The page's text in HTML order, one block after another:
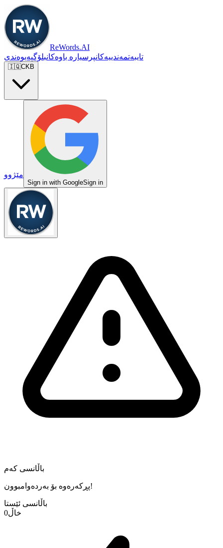
ReWords.AI
تایبەتمەندییەکانپرسیارە باوەکانبلۆگپەیوەندی
🇮🇶CKB
مێژوو
Sign in with GoogleSign in
باڵانسی کەم
پڕکەرەوە بۆ بەردەوامبوون!
باڵانسی ئێستا
0خاڵ